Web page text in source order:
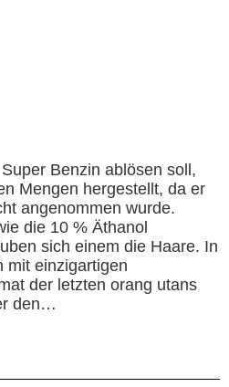
Benzin ablösen soll,
Mengen hergestellt, da er
angenommen wurde.
die 10 % Äthanol
sich einem die Haare. In
mit einzigartigen
der letzten orang utans
den…